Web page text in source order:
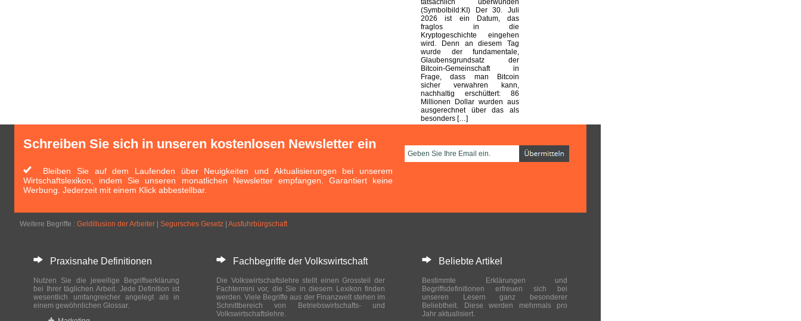
tatsächlich überwunden
(Symbolbild:KI) Der 30. Juli
2026 ist ein Datum, das
fraglos in die
Kryptogeschichte eingehen
wird. Denn an diesem Tag
wurde der fundamentale,
Glaubensgrundsatz der
Bitcoin-Gemeinschaft in
Frage, dass man Bitcoin
sicher verwahren kann,
nachhaltig erschüttert: 86
Millionen Dollar wurden aus
ausgerechnet über das als
besonders […]
Schreiben Sie sich in unseren kostenlosen Newsletter ein
Bleiben Sie auf dem Laufenden über Neuigkeiten und Aktualisierungen bei unserem
Wirtschaftslexikon, indem Sie unseren monatlichen Newsletter empfangen. Garantiert keine
Werbung. Jederzeit mit einem Klick abbestellbar.
Weitere Begriffe : Geldillusion der Arbeiter Segursches Gesetz Ausfuhrbürgschaft
Praxisnahe Definitionen
Nutzen Sie die jeweilige Begriffserklärung
bei Ihrer täglichen Arbeit. Jede Definition ist
wesentlich umfangreicher angelegt als in
einem gewöhnlichen Glossar.
Fachbegriffe der Volkswirtschaft
Die Volkswirtschaftslehre stellt einen Grossteil der
Fachtermini vor, die Sie in diesem Lexikon finden
werden. Viele Begriffe aus der Finanzwelt stehen im
Schnittbereich von Betriebswirtschafts- und
Volkswirtschaftslehre.
Beliebte Artikel
Bestimmte Erklärungen und
Begriffsdefinitionen erfreuen sich bei
unseren Lesern ganz besonderer
Beliebtheit. Diese werden mehrmals pro
Jahr aktualisiert.